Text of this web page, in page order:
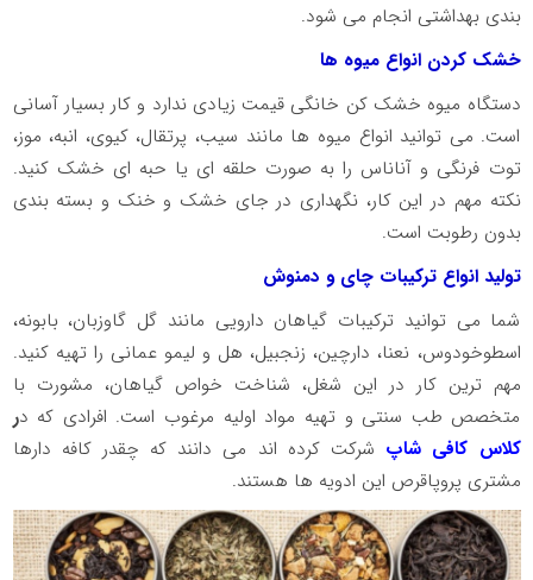
بندی بهداشتی انجام می شود.
خشک کردن انواع میوه ها
دستگاه میوه خشک کن خانگی قیمت زیادی ندارد و کار بسیار آسانی
است. می توانید انواع میوه ها مانند سیب، پرتقال، کیوی، انبه، موز،
توت فرنگی و آناناس را به صورت حلقه ای یا حبه ای خشک کنید.
نکته مهم در این کار، نگهداری در جای خشک و خنک و بسته بندی
بدون رطوبت است.
تولید انواع ترکیبات چای و دمنوش
شما می توانید ترکیبات گیاهان دارویی مانند گل گاوزبان، بابونه،
اسطوخودوس، نعنا، دارچین، زنجبیل، هل و لیمو عمانی را تهیه کنید.
مهم ترین کار در این شغل، شناخت خواص گیاهان، مشورت با
متخصص طب سنتی و تهیه مواد اولیه مرغوب است. افرادی که در
کلاس کافی شاپ شرکت کرده اند می دانند که چقدر کافه دارها
مشتری پروپاقرص این ادویه ها هستند.